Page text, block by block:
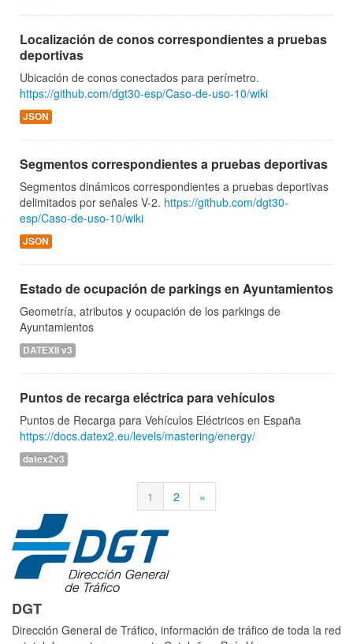
Localización de conos correspondientes a pruebas
deportivas
Ubicación de conos conectados para perímetro.
https://github.com/dgt30-esp/Caso-de-uso-10/wiki
JSON
Segmentos correspondientes a pruebas deportivas
Segmentos dinámicos correspondientes a pruebas deportivas
delimitados por señales V-2. https://github.com/dgt30-
esp/Caso-de-uso-10/wiki
JSON
Estado de ocupación de parkings en Ayuntamientos
Geometría, atributos y ocupación de los parkings de
Ayuntamientos
DATEXII v3
Puntos de recarga eléctrica para vehículos
Puntos de Recarga para Vehículos Eléctricos en España
https://docs.datex2.eu/levels/mastering/energy/
datex2v3
1 2 »
DGT
Dirección General de Tráfico, información de tráfico de toda la red